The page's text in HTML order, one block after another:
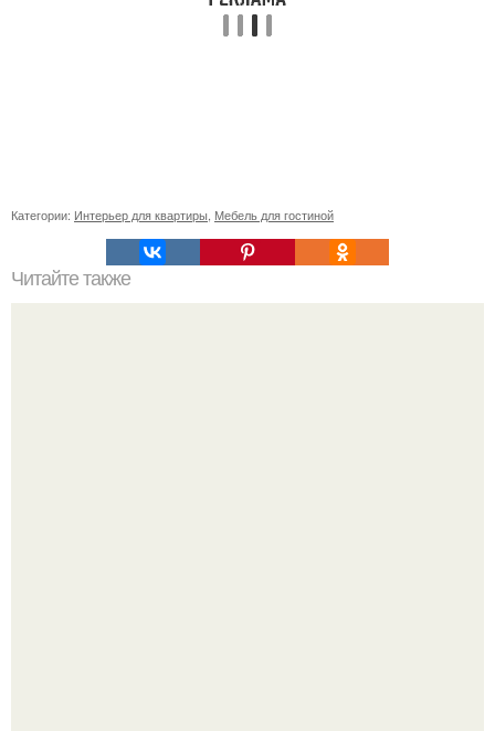
Категории: Интерьер для квартиры Мебель для гостиной
Читайте также